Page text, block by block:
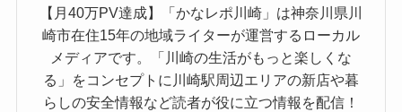
【月40万PV達成】「かなレポ川崎」は神奈川県川
崎市在住15年の地域ライターが運営するローカル
メディアです。「川崎の生活がもっと楽しくな
る」をコンセプトに川崎駅周辺エリアの新店や暮
らしの安全情報など読者が役に立つ情報を配信！